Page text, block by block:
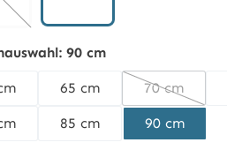
90 cm
65 cm 70 cm
(Diese
85 cm 90 cm